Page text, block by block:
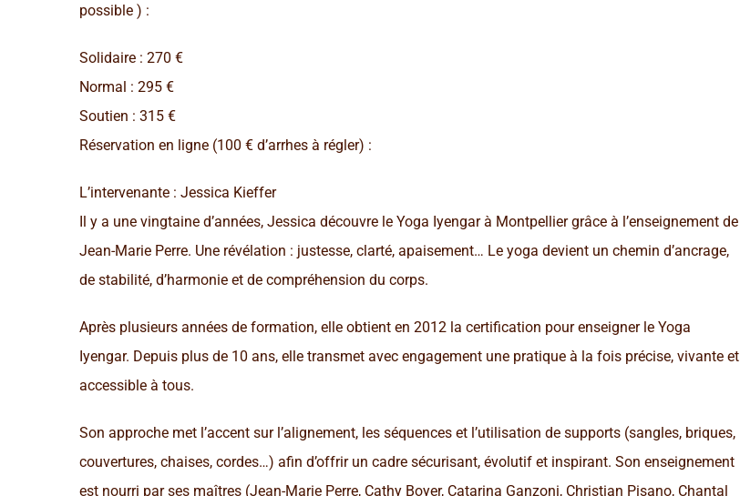
possible ) :
Solidaire : 270 €
Normal : 295 €
Soutien : 315 €
Réservation en ligne (100 € d’arrhes à régler) :
L’intervenante : Jessica Kieffer
Il y a une vingtaine d’années, Jessica découvre le Yoga Iyengar à Montpellier grâce à l’enseignement de
Jean-Marie Perre. Une révélation : justesse, clarté, apaisement… Le yoga devient un chemin d’ancrage,
de stabilité, d’harmonie et de compréhension du corps.
Après plusieurs années de formation, elle obtient en 2012 la certification pour enseigner le Yoga
Iyengar. Depuis plus de 10 ans, elle transmet avec engagement une pratique à la fois précise, vivante et
accessible à tous.
Son approche met l’accent sur l’alignement, les séquences et l’utilisation de supports (sangles, briques,
couvertures, chaises, cordes…) afin d’offrir un cadre sécurisant, évolutif et inspirant. Son enseignement
est nourri par ses maîtres (Jean-Marie Perre, Cathy Boyer, Catarina Ganzoni, Christian Pisano, Chantal